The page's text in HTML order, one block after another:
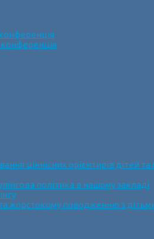
конференція
ціннісних орієнтирів дітей та
політика в нашому закладі
жорстокому поводженню з